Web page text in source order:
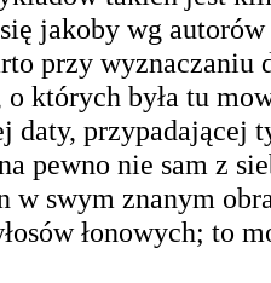
jakoby wg
przy
których była tu
daty, przypadającej
pewno nie sam z
w swym znanym
łonowych; to